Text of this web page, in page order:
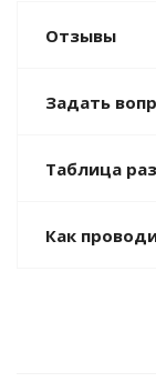
Отзывы
Задать
Таблица
Как